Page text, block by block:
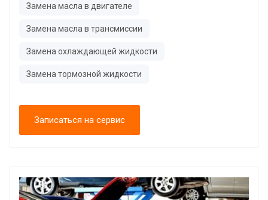
Замена масла в двигателе
Замена масла в трансмиссии
Замена охлаждающей жидкости
Замена тормозной жидкости
Записаться на сервис